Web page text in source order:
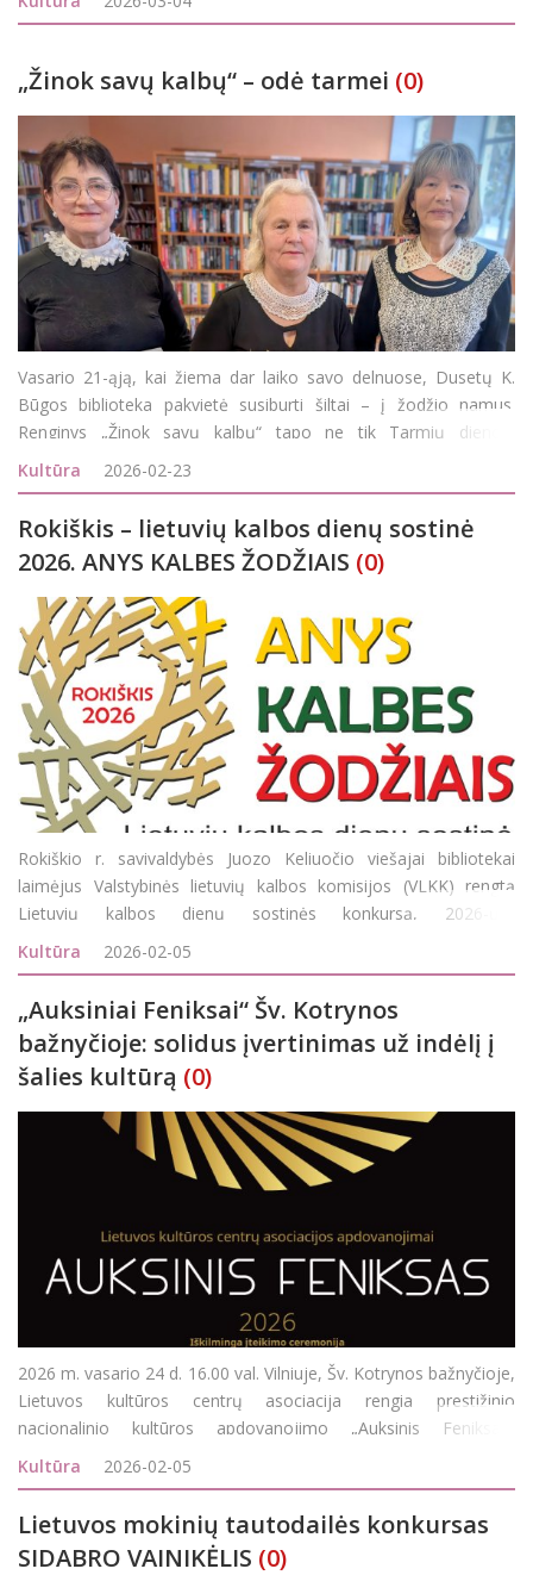
buvo pateikta 16. Vi
„Žinok savų kalbų“ – odė tarmei (0)
Vasario 21-ąją, kai žiema dar laiko savo delnuose, Dusetų K.
Būgos biblioteka pakvietė susiburti šiltai – į žodžio namus.
Renginys „Žinok savų kalbų“ tapo ne tik Tarmių dienos,
Tarptautinės gimtosios kalbos dienos minėjimu, bet ir
pasitikrinimu: ar dar girdime savąją tarmę,
Kultūra 2026-02-23
Rokiškis – lietuvių kalbos dienų sostinė
2026. ANYS KALBES ŽODŽIAIS (0)
Rokiškio r. savivaldybės Juozo Keliuočio viešajai bibliotekai
laimėjus Valstybinės lietuvių kalbos komisijos (VLKK) rengtą
Lietuvių kalbos dienų sostinės konkursą, 2026-ųjų
Lietuvių kalbos dienų sostine skelbiamas Rokiškis! Šis titulas bus
iškilmingai sut
Kultūra 2026-02-05
„Auksiniai Feniksai“ Šv. Kotrynos
bažnyčioje: solidus įvertinimas už indėlį į
šalies kultūrą (0)
2026 m. vasario 24 d. 16.00 val. Vilniuje, Šv. Kotrynos bažnyčioje,
Lietuvos kultūros centrų asociacija rengia prestižinio
nacionalinio kultūros apdovanojimo „Auksinis Feniksas“
iškilmingą įteikimo ceremoniją. Tai vienas svarbiausių šalies
kultūros centrų bendruomenė
Kultūra 2026-02-05
Lietuvos mokinių tautodailės konkursas
SIDABRO VAINIKĖLIS (0)